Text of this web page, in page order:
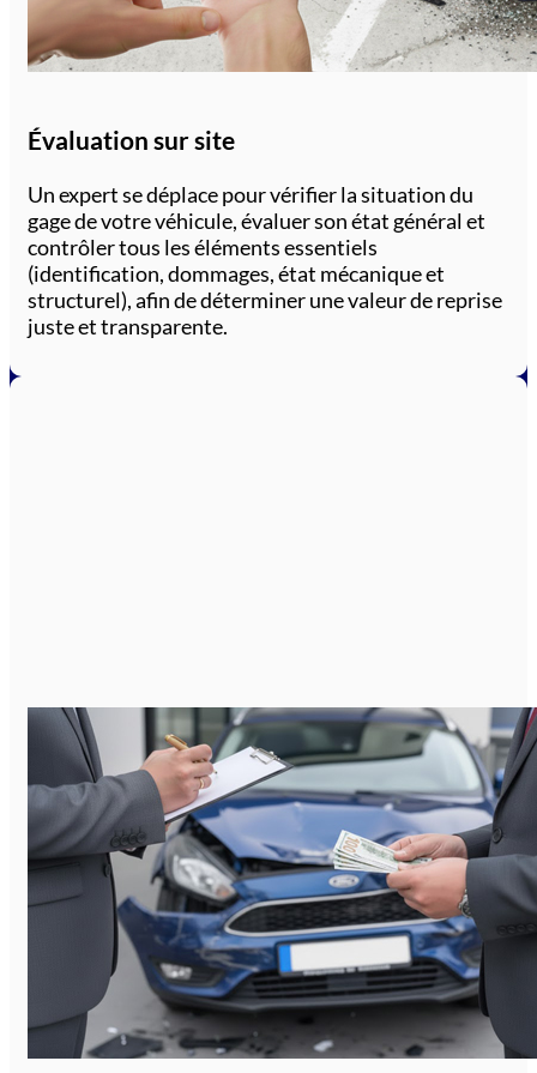
Évaluation sur site
Un expert se déplace pour vérifier la situation du
gage de votre véhicule, évaluer son état général et
contrôler tous les éléments essentiels
(identification, dommages, état mécanique et
structurel), afin de déterminer une valeur de reprise
juste et transparente.